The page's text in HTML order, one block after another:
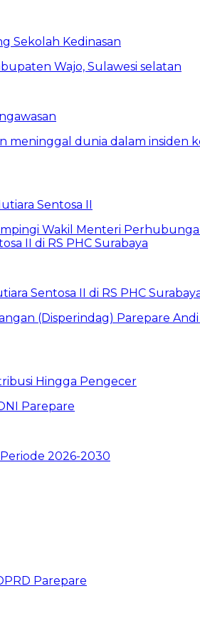
Sekolah Kedinasan
Sentosa II
Sentosa II di RS PHC
Hingga Pengecer
2026-2030
Parepare